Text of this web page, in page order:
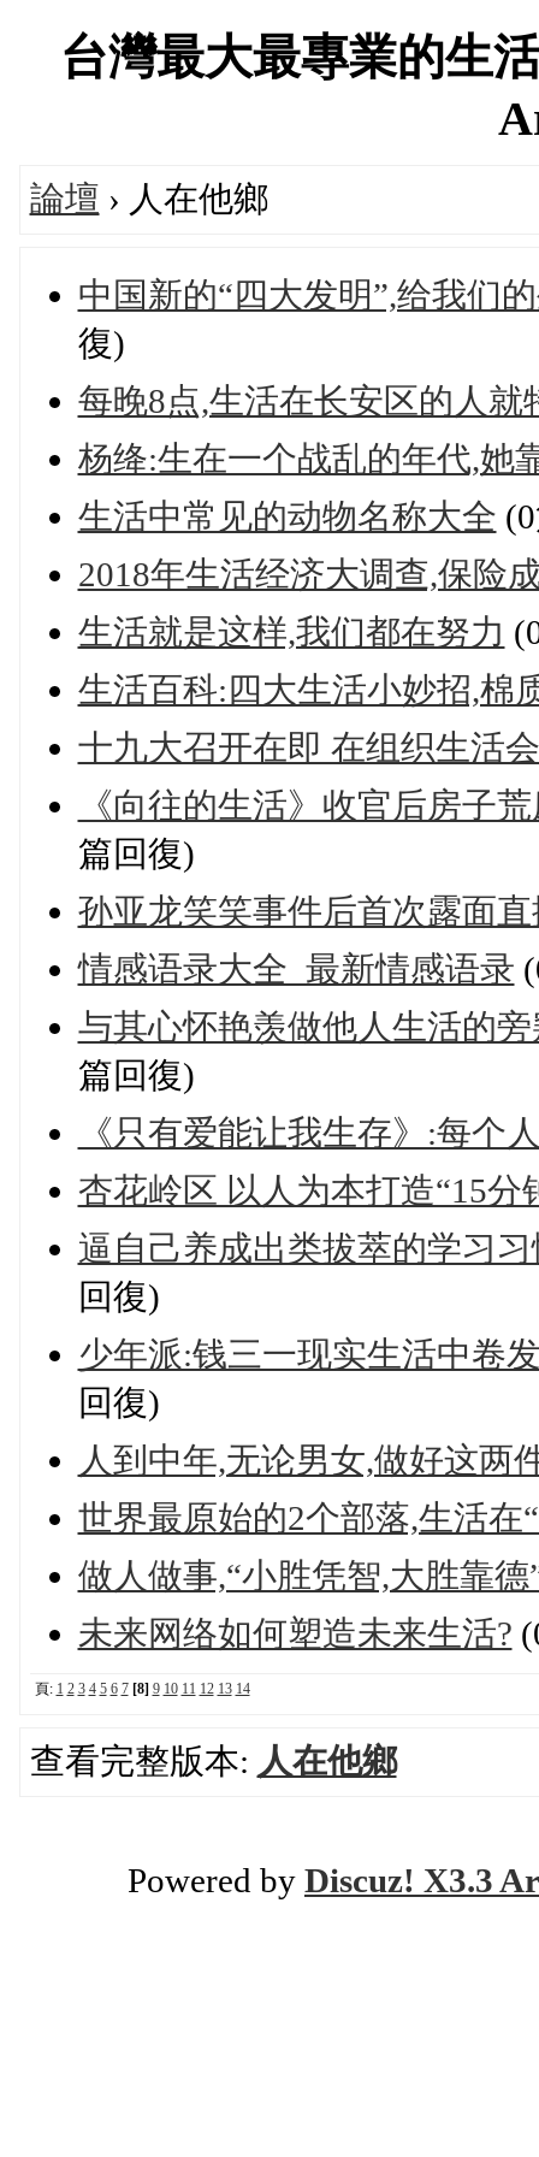
台灣最大最專業的生
論壇 › 人在他鄉
中国新的“四大发明”,给我们
復)
每晚8点,生活在长安区的人就
杨绛:生在一个战乱的年代,她
生活中常见的动物名称大全
2018年生活经济大调查,保险
生活就是这样,我们都在努力
生活百科:四大生活小妙招,棉
十九大召开在即 在组织生活
《向往的生活》收官后房子
篇回復)
孙亚龙笑笑事件后首次露面
情感语录大全_最新情感语录
与其心怀艳羡做他人生活的
篇回復)
《只有爱能让我生存》:每个
杏花岭区 以人为本打造“15分
逼自己养成出类拔萃的学习
回復)
少年派:钱三一现实生活中卷
回復)
人到中年,无论男女,做好这两
世界最原始的2个部落,生活在
做人做事,“小胜凭智,大胜靠德
未来网络如何塑造未来生活?
頁: 1 2 3 4 5 6 7 [8] 9 10 11 12 13 14
查看完整版本: 人在他鄉
Powered by Discuz! X3.3